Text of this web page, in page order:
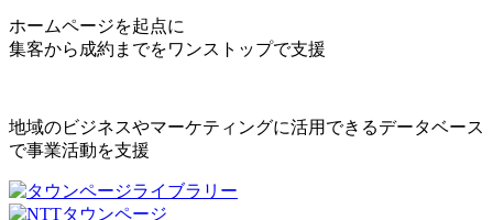
ホームページを起点に
集客から成約までをワンストップで支援
地域のビジネスやマーケティングに活用できるデータベース
で事業活動を支援